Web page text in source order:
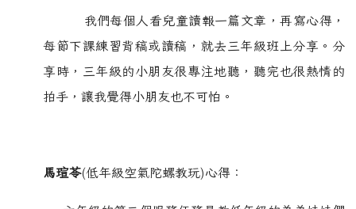
我們每個人看兒童讀報一篇文章，再寫心得，
每節下課練習背稿或讀稿，就去三年級班上分享。分
享時，三年級的小朋友很專注地聽，聽完也很熱情的
拍手，讓我覺得小朋友也不可怕。
馬瑄苓(低年級空氣陀螺教玩)心得：